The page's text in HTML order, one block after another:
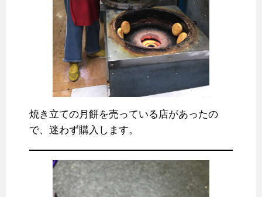
焼き立ての月餅を売っている店があったの
で、迷わず購入します。